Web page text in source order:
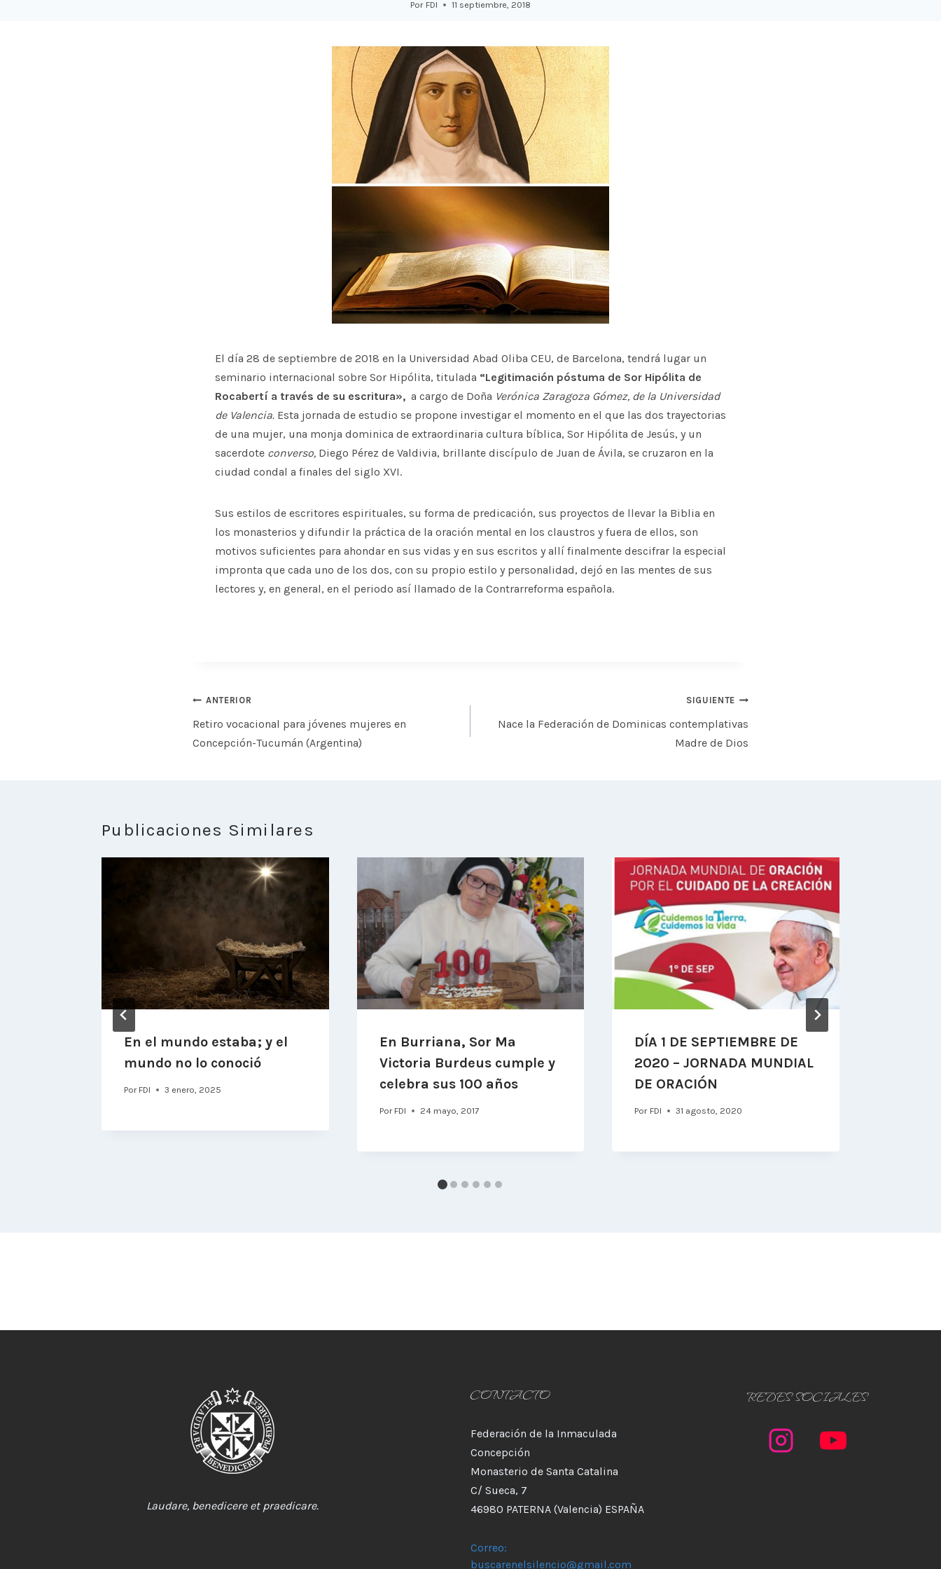
Por FDI 11 septiembre, 2018
El día 28 de septiembre de 2018 en la Universidad Abad Oliba CEU, de Barcelona, tendrá lugar un
seminario internacional sobre Sor Hipólita, titulada “Legitimación póstuma de Sor Hipólita de
Rocabertí a través de su escritura», a cargo de Doña Verónica Zaragoza Gómez, de la Universidad
de Valencia. Esta jornada de estudio se propone investigar el momento en el que las dos trayectorias
de una mujer, una monja dominica de extraordinaria cultura bíblica, Sor Hipólita de Jesús, y un
sacerdote converso, Diego Pérez de Valdivia, brillante discípulo de Juan de Ávila, se cruzaron en la
ciudad condal a finales del siglo XVI.
Sus estilos de escritores espirituales, su forma de predicación, sus proyectos de llevar la Biblia en
los monasterios y difundir la práctica de la oración mental en los claustros y fuera de ellos, son
motivos suficientes para ahondar en sus vidas y en sus escritos y allí finalmente descifrar la especial
impronta que cada uno de los dos, con su propio estilo y personalidad, dejó en las mentes de sus
lectores y, en general, en el periodo así llamado de la Contrarreforma española.
Navegación
de
entradas
ANTERIOR
Retiro vocacional para jóvenes mujeres en
Concepción-Tucumán (Argentina)
SIGUIENTE
Nace la Federación de Dominicas contemplativas
Madre de Dios
Publicaciones Similares
En el mundo estaba; y el
mundo no lo conoció
Por FDI 3 enero, 2025
En Burriana, Sor Mª
Victoria Burdeus cumple y
celebra sus 100 años
Por FDI 24 mayo, 2017
DÍA 1 DE SEPTIEMBRE DE
2020 – JORNADA MUNDIAL
DE ORACIÓN
Por FDI 31 agosto, 2020
Laudare, benedicere et praedicare.
CONTACTO
Federación de la Inmaculada
Concepción
Monasterio de Santa Catalina
C/ Sueca, 7
46980 PATERNA (Valencia) ESPAÑA
Correo:
buscarenelsilencio@gmail.com
REDES SOCIALES